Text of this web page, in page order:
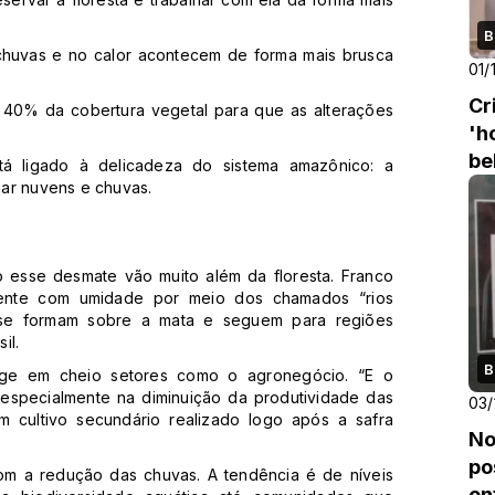
e no calor acontecem de forma mais brusca
da cobertura vegetal para que as alterações
ligado à delicadeza do sistema amazônico: a
nuvens e chuvas.
desmate vão muito além da floresta. Franco
com umidade por meio dos chamados “rios
formam sobre a mata e seguem para regiões
em cheio setores como o agronegócio. “E o
na diminuição da produtividade das
cultivo secundário realizado logo após a safra
a redução das chuvas. A tendência é de níveis
01/
03/